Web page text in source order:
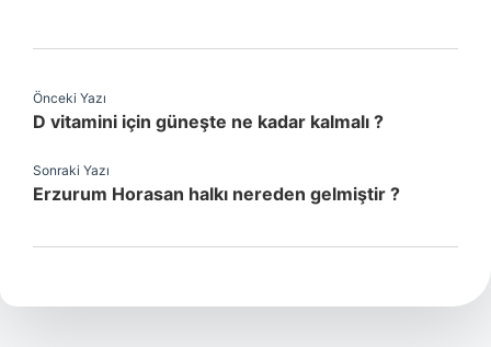
Önceki Yazı
D vitamini için güneşte ne kadar kalmalı ?
Sonraki Yazı
Erzurum Horasan halkı nereden gelmiştir ?